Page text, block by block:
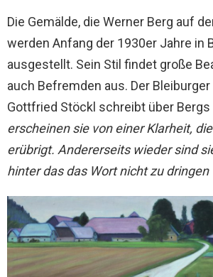
Die Gemälde, die Werner Berg auf
werden Anfang der 1930er Jahre in
ausgestellt. Sein Stil findet große
auch Befremden aus. Der
Gottfried Stöckl schreibt über Bergs
erscheinen sie von einer Klarheit,
erübrigt. Andererseits wieder sind
hinter das das Wort nicht zu dringen